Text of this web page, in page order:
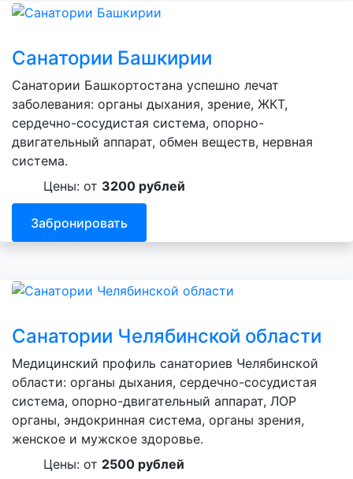
Санатории Башкирии
Санатории Башкортостана успешно лечат
заболевания: органы дыхания, зрение, ЖКТ,
сердечно-сосудистая система, опорно-
двигательный аппарат, обмен веществ, нервная
система.
Цены: от 3200 рублей
Забронировать
Санатории Челябинской области
Медицинский профиль санаториев Челябинской
области: органы дыхания, сердечно-сосудистая
система, опорно-двигательный аппарат, ЛОР
органы, эндокринная система, органы зрения,
женское и мужское здоровье.
Цены: от 2500 рублей